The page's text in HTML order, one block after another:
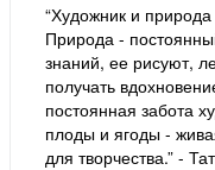
“Художник и
Природа -
знаний, ее рисуют,
получать
постоянная забота
плоды и ягоды -
для творчества.” -